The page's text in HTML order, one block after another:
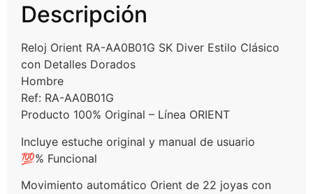
Descripción
Reloj Orient RA-AA0B01G SK Diver Estilo Clásico
con Detalles Dorados
Hombre
Ref: RA-AA0B01G
Producto 100% Original – Línea ORIENT
Incluye estuche original y manual de usuario
💯% Funcional
Movimiento automático Orient de 22 joyas con